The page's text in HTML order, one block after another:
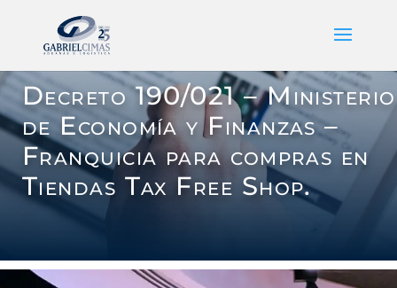
Decreto 190/021 – Ministerio
de Economía y Finanzas –
Franquicia para compras en
Tiendas Tax Free Shop.